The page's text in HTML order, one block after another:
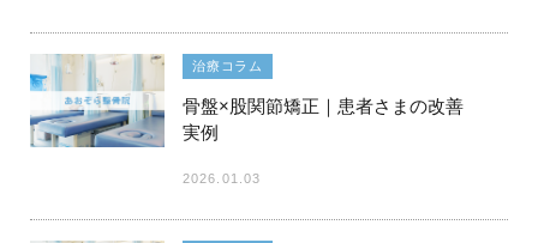
治療コラム
骨盤×股関節矯正｜患者さまの改善
実例
2026.01.03